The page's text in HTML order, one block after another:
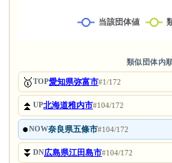
類似団体内
🥇TOP愛知県弥富市#1/172
⏫UP北海道稚内市#104/172
●NOW奈良県五條市#104/172
⏬DN広島県江田島市#104/172